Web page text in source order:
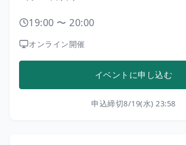
19:00 〜 20:00
オンライン開催
イベントに申し込む
申込締切8/19(水) 23:58